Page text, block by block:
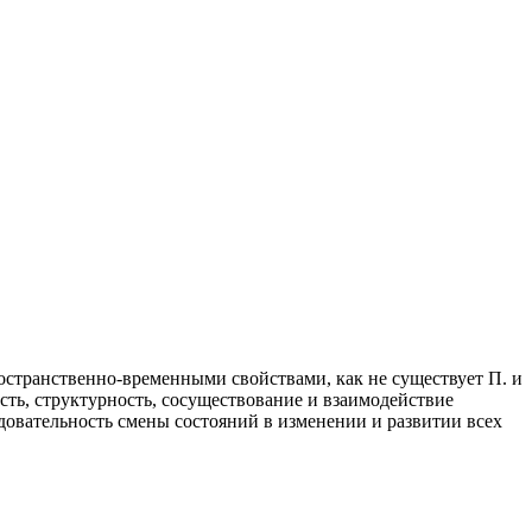
временными свойствами, как не существует П. и
структурность, сосуществование и взаимодействие
смены состояний в изменении и развитии всех